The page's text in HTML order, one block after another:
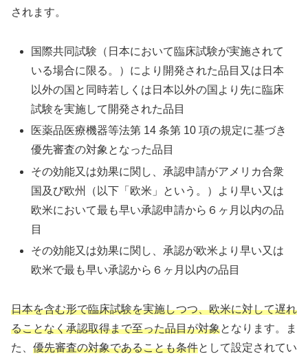
されます。
国際共同試験（日本において臨床試験が実施されて
いる場合に限る。）により開発された品目又は日本
以外の国と同時若しくは日本以外の国より先に臨床
試験を実施して開発された品目
医薬品医療機器等法第 14 条第 10 項の規定に基づき
優先審査の対象となった品目
その効能又は効果に関し、承認申請がアメリカ合衆
国及び欧州（以下「欧米」という。）より早い又は
欧米において最も早い承認申請から６ヶ月以内の品
目
その効能又は効果に関し、承認が欧米より早い又は
欧米で最も早い承認から６ヶ月以内の品目
日本を含む形で臨床試験を実施しつつ、欧米に対して遅れ
ることなく承認取得まで至った品目が対象となります。ま
た、 優先審査の対象であることも条件として設定されてい